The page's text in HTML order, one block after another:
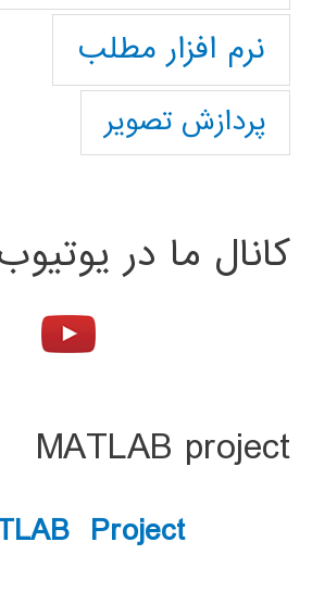
نرم افزار مطلب
پردازش تصویر
کانال ما در
MATLAB project
Project